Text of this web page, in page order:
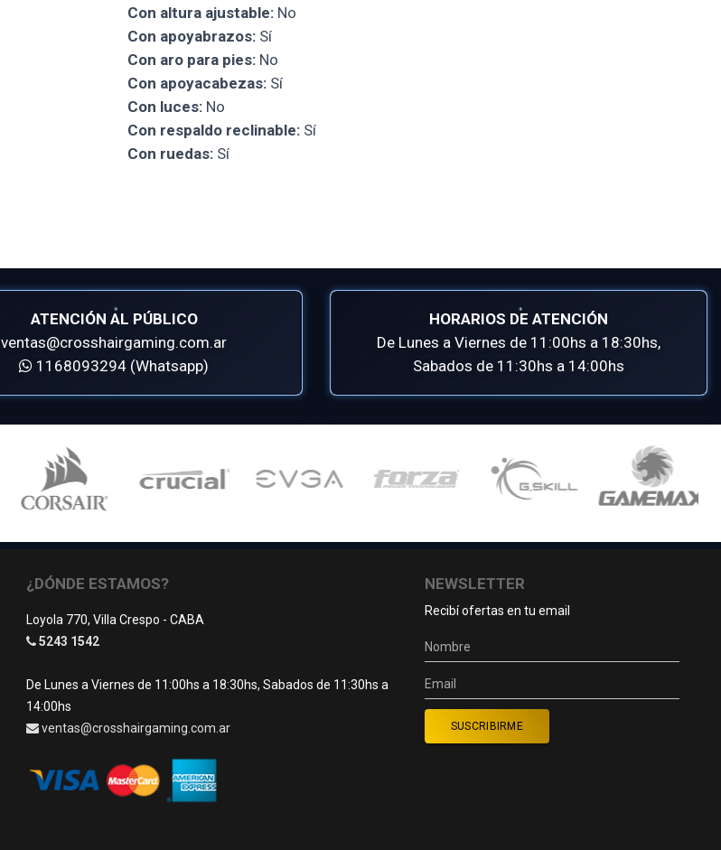
Con altura ajustable: No
Con apoyabrazos: Sí
Con aro para pies: No
Con apoyacabezas: Sí
Con luces: No
Con respaldo reclinable: Sí
Con ruedas: Sí
ATENCIÓN AL PÚBLICO
ventas@crosshairgaming.com.ar
1168093294 (Whatsapp)
HORARIOS DE ATENCIÓN
De Lunes a Viernes de 11:00hs a 18:30hs,
Sabados de 11:30hs a 14:00hs
¿DÓNDE ESTAMOS?
Loyola 770, Villa Crespo - CABA
5243 1542
De Lunes a Viernes de 11:00hs a 18:30hs, Sabados de 11:30hs a
14:00hs
ventas@crosshairgaming.com.ar
NEWSLETTER
Recibí ofertas en tu email